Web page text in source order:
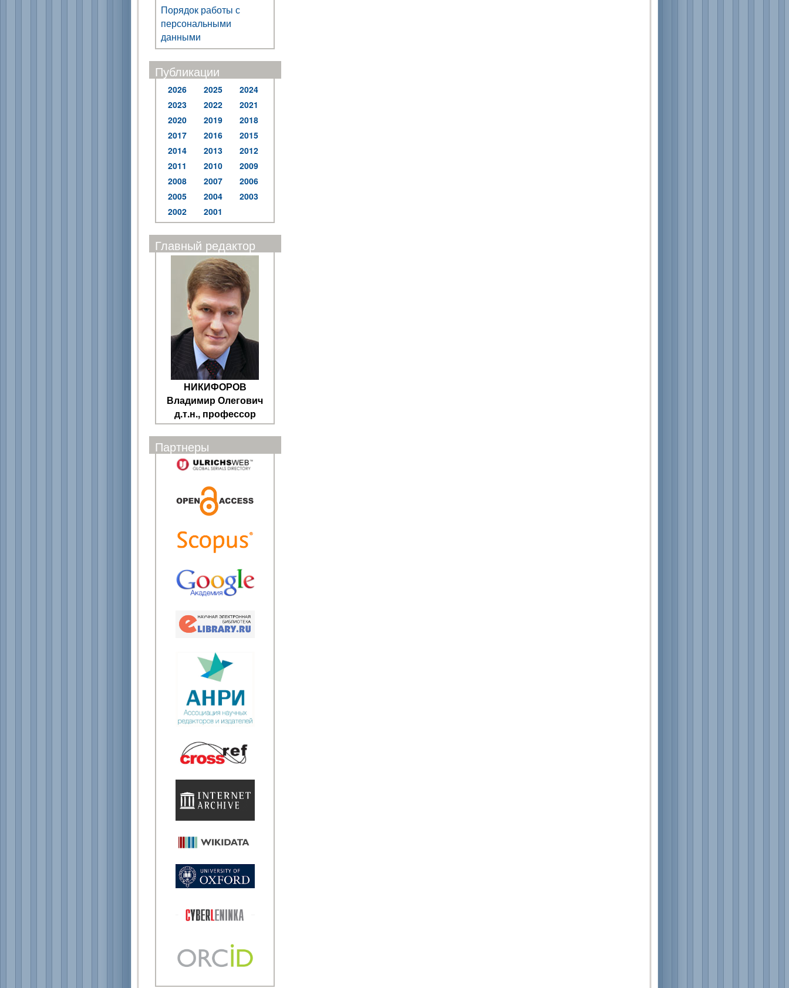
Порядок работы с
персональными
данными
Публикации
2026 2025
2024
2023
2022
2021
2020
2019
2018
2017
2016
2015
2014
2013
2012
2011
2010
2009
2008
2007
2006
2005
2004
2003
2002
2001
Главный редактор
НИКИФОРОВ
Владимир Олегович
д.т.н., профессор
Партнеры